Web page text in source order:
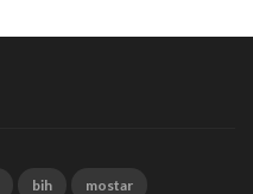
bih mostar